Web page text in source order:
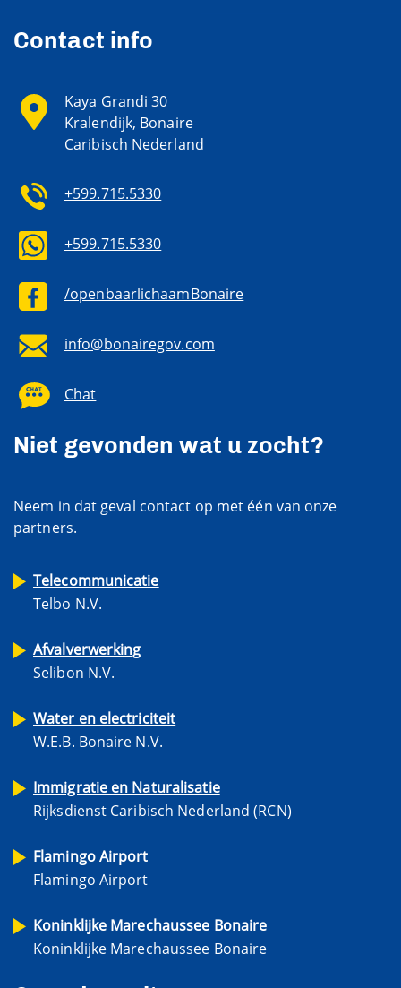
Contact info
Kaya Grandi 30
Kralendijk, Bonaire
Caribisch Nederland
+599.715.5330
+599.715.5330
/openbaarlichaamBonaire
info@bonairegov.com
Chat
Niet gevonden wat u zocht?
Neem in dat geval contact op met één van onze
partners.
Telecommunicatie
Telbo N.V.
Afvalverwerking
Selibon N.V.
Water en electriciteit
W.E.B. Bonaire N.V.
Immigratie en Naturalisatie
Rijksdienst Caribisch Nederland (RCN)
Flamingo Airport
Flamingo Airport
Koninklijke Marechaussee Bonaire
Koninklijke Marechaussee Bonaire